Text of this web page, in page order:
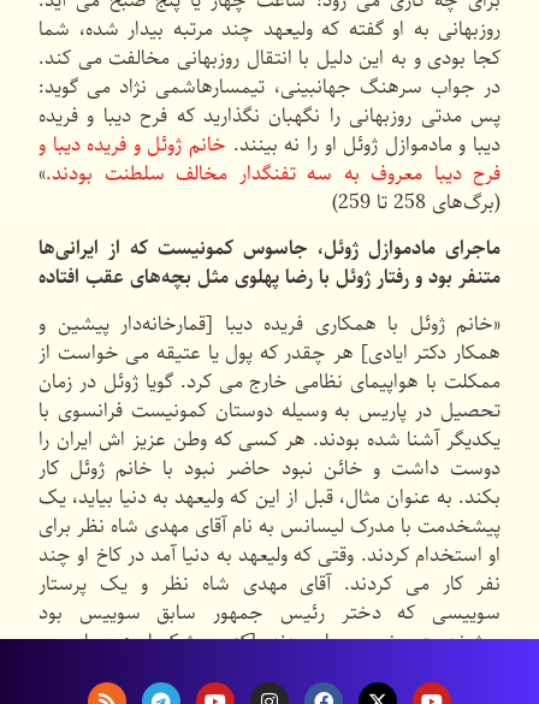
روزبهانی به او گفته که ولیعهد چند مرتبه بیدار شده، شما
کجا بودی و به این دلیل با انتقال روزبهانی مخالفت می کند.
در جواب سرهنگ جهانبینی، تیمسار‌هاشمی نژاد می گوید:
پس مدتی روزبهانی را نگهبان نگذارید که فرح دیبا و فریده
دیبا و مادموازل ژوئل او را نه بینند. خانم ژوئل و فریده دیبا و
فرح دیبا معروف به سه تفنگدار مخالف سلطنت بودند.»
(برگ‌های 258 تا 259)
ماجرای مادموازل ژوئل، جاسوس کمونیست که از ایرانی‌ها
متنفر بود و رفتار ژوئل با رضا پهلوی مثل بچه‌های عقب افتاده
«خانم ژوئل با همکاری فریده دیبا [قمارخانه‌دار پیشین و
همکار دکتر ایادی] هر چقدر که پول یا عتیقه می خواست از
ممکلت با هواپیمای نظامی خارج می کرد. گویا ژوئل در زمان
تحصیل در پاریس به وسیله دوستان کمونیست فرانسوی با
یکدیگر آشنا شده بودند. هر کسی که وطن عزیز اش ایران را
دوست داشت و خائن نبود حاضر نبود با خانم ژوئل کار
بکند. به عنوان مثال، قبل از این که ولیعهد به دنیا بیاید، یک
پیشخدمت با مدرک لیسانس به نام آقای مهدی شاه نظر برای
او استخدام کردند. وقتی که ولیعهد به دنیا آمد در کاخ او چند
نفر کار می کردند. آقای مهدی شاه نظر و یک پرستار
سوییسی که دختر رئیس جمهور سابق سوییس بود
پیشخدمت مخصوص او بودند. [که بی شک او هم جاسوس